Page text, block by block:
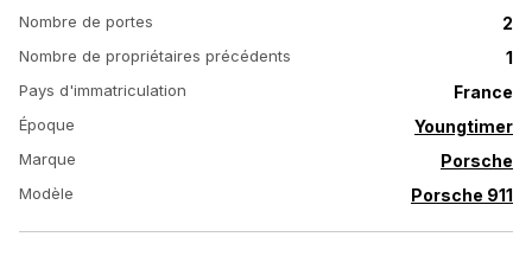
Nombre de portes 2
Nombre de propriétaires précédents 1
Pays d'immatriculation France
Époque Youngtimer
Marque Porsche
Modèle Porsche 911